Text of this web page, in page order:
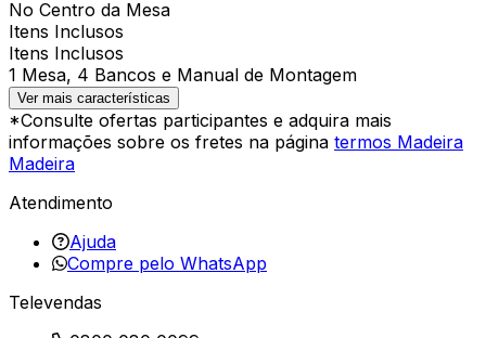
No Centro da Mesa
Itens Inclusos
Itens Inclusos
1 Mesa, 4 Bancos e Manual de Montagem
Ver mais características
*Consulte ofertas participantes e adquira mais
informações sobre os fretes na página termos Madeira
Madeira
Atendimento
Ajuda
Compre pelo WhatsApp
Televendas